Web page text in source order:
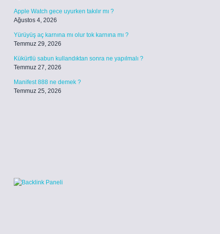
Apple Watch gece uyurken takılır mı ?
Ağustos 4, 2026
Yürüyüş aç karnına mı olur tok karnına mı ?
Temmuz 29, 2026
Kükürtlü sabun kullandıktan sonra ne yapılmalı ?
Temmuz 27, 2026
Manifest 888 ne demek ?
Temmuz 25, 2026